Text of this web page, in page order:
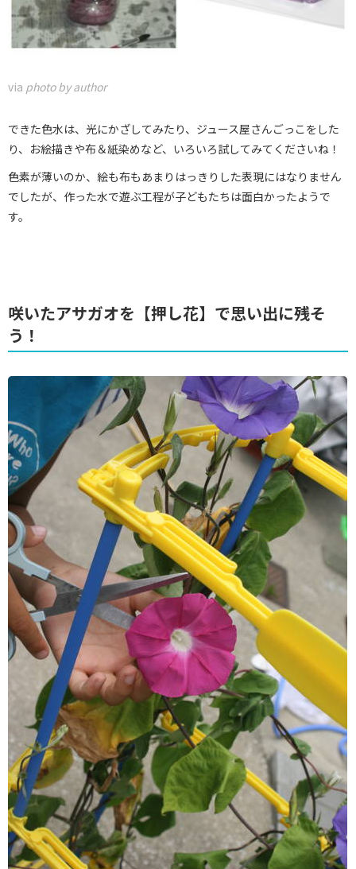
via photo by author
できた色水は、光にかざしてみたり、ジュース屋さんごっこをした
り、お絵描きや布＆紙染めなど、いろいろ試してみてくださいね！
色素が薄いのか、絵も布もあまりはっきりした表現にはなりません
でしたが、作った水で遊ぶ工程が子どもたちは面白かったようで
す。
咲いたアサガオを【押し花】で思い出に残そ
う！